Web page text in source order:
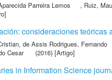
Parreira Lemos , Ruiz,
consideraciones teóricas
, de Assis Rodrigues, Fernando
Cesar (2016) [Artigo]
in Information Science